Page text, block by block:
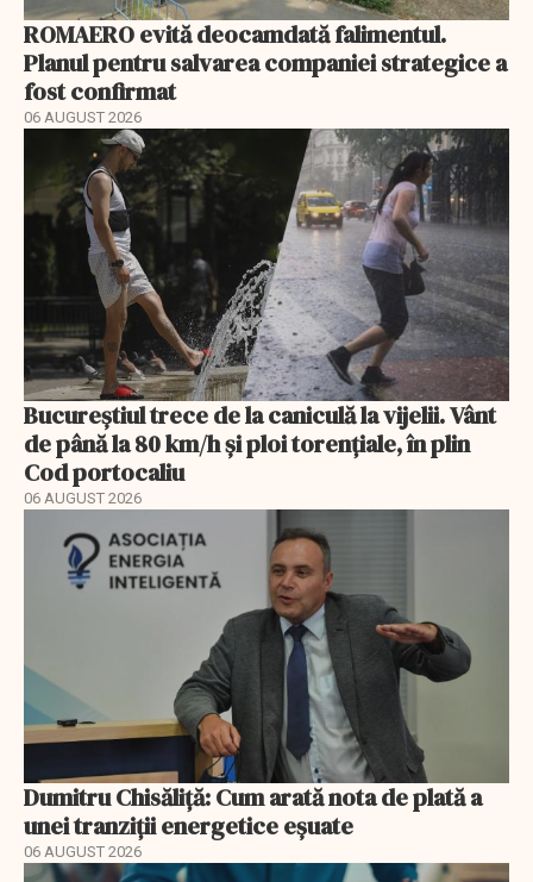
ROMAERO evită deocamdată falimentul.
Planul pentru salvarea companiei strategice a
fost confirmat
06 AUGUST 2026
Bucureștiul trece de la caniculă la vijelii. Vânt
de până la 80 km/h și ploi torențiale, în plin
Cod portocaliu
06 AUGUST 2026
Dumitru Chisăliță: Cum arată nota de plată a
unei tranziții energetice eșuate
06 AUGUST 2026